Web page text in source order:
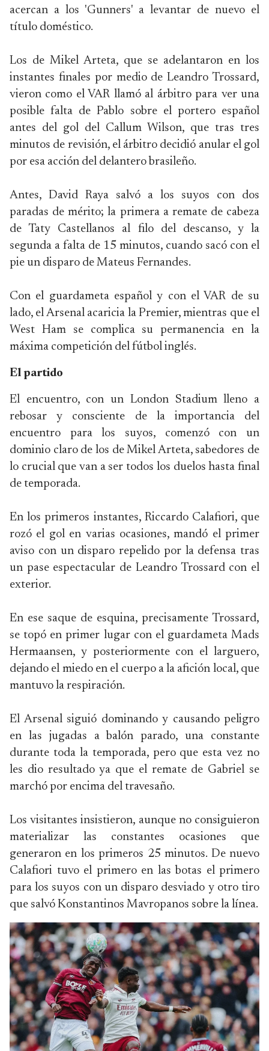
acercan a los 'Gunners' a levantar de nuevo el
título doméstico.
Los de Mikel Arteta, que se adelantaron en los
instantes finales por medio de Leandro Trossard,
vieron como el VAR llamó al árbitro para ver una
posible falta de Pablo sobre el portero español
antes del gol del Callum Wilson, que tras tres
minutos de revisión, el árbitro decidió anular el gol
por esa acción del delantero brasileño.
Antes, David Raya salvó a los suyos con dos
paradas de mérito; la primera a remate de cabeza
de Taty Castellanos al filo del descanso, y la
segunda a falta de 15 minutos, cuando sacó con el
pie un disparo de Mateus Fernandes.
Con el guardameta español y con el VAR de su
lado, el Arsenal acaricia la Premier, mientras que el
West Ham se complica su permanencia en la
máxima competición del fútbol inglés.
El partido
El encuentro, con un London Stadium lleno a
rebosar y consciente de la importancia del
encuentro para los suyos, comenzó con un
dominio claro de los de Mikel Arteta, sabedores de
lo crucial que van a ser todos los duelos hasta final
de temporada.
En los primeros instantes, Riccardo Calafiori, que
rozó el gol en varias ocasiones, mandó el primer
aviso con un disparo repelido por la defensa tras
un pase espectacular de Leandro Trossard con el
exterior.
En ese saque de esquina, precisamente Trossard,
se topó en primer lugar con el guardameta Mads
Hermaansen, y posteriormente con el larguero,
dejando el miedo en el cuerpo a la afición local, que
mantuvo la respiración.
El Arsenal siguió dominando y causando peligro
en las jugadas a balón parado, una constante
durante toda la temporada, pero que esta vez no
les dio resultado ya que el remate de Gabriel se
marchó por encima del travesaño.
Los visitantes insistieron, aunque no consiguieron
materializar las constantes ocasiones que
generaron en los primeros 25 minutos. De nuevo
Calafiori tuvo el primero en las botas el primero
para los suyos con un disparo desviado y otro tiro
que salvó Konstantinos Mavropanos sobre la línea.